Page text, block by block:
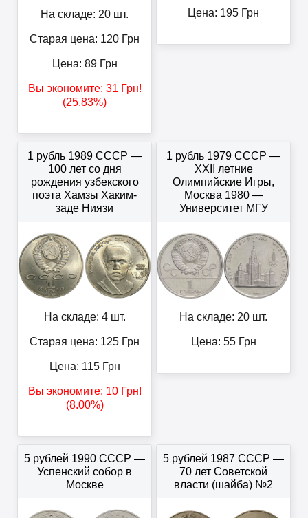
На складе: 20 шт.
Старая цена: 120 Грн
Цена: 89Грн
Вы экономите: 31 Грн!
(25.83%)
Цена: 195 Грн
1 рубль 1989 СССР —
100 лет со дня
рождения узбекского
поэта Хамзы Хаким-
заде Ниязи
На складе: 4 шт.
Старая цена: 125 Грн
Цена: 115Грн
Вы экономите: 10Грн!
(8.00%)
1 рубль 1979 СССР —
XXII летние
Олимпийские Игры,
Москва 1980 —
Университет МГУ
На складе: 20 шт.
Цена: 55Грн
5 рублей 1990 СССР —
Успенский собор в
Москве
5 рублей 1987 СССР —
70 лет Советской
власти (шайба) №2